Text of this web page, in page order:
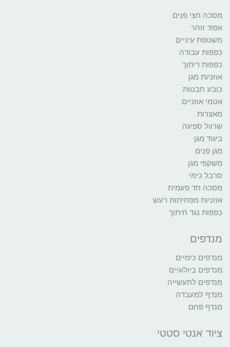
מסכה חצי פנים
אפוד זוהר
משטפת עיניים
כפפות עבודה
כפפות ריתוך
אוזניות מגן
כובע חבטות
אטמי אוזניים
מאצרות
שרוול ספיגה
ביגוד מגן
מגן פנים
משקפי מגן
סרבל כימי
מסכה חד פעמית
אוזניות מפחיתות רעש
כפפות נגד חיתוך
מנדפים
מנדפים כימיים
מנדפים ביולוגיים
מנדפים לתעשייה
מנדף למעבדה
מנדף פחם
ציוד אנטי סטטי